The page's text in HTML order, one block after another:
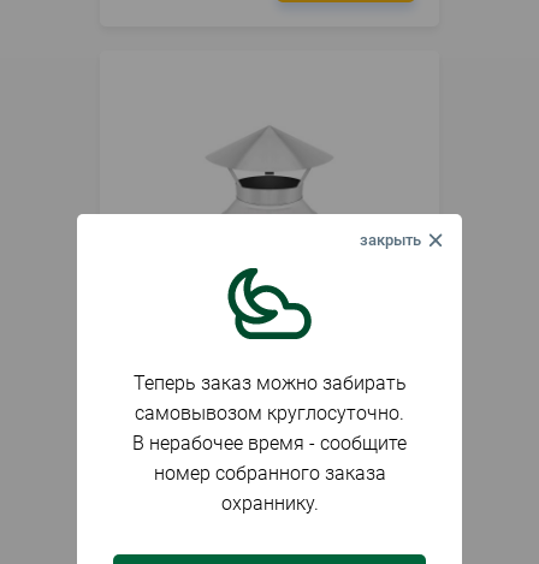
Оголовок оц 0.5мм/ 150х250
1 170 ₽
Теперь заказ можно забирать
самовывозом круглосуточно.
В нерабочее время - сообщите
номер собранного заказа
охраннику.